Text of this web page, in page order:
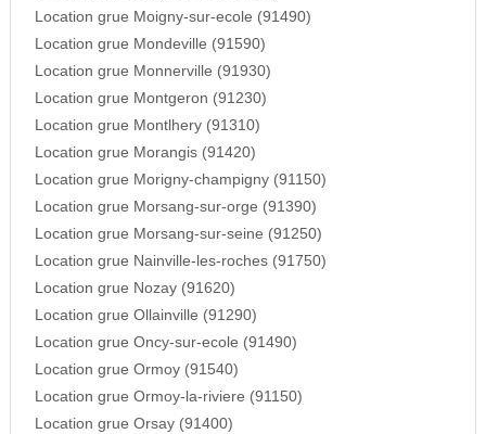
Location grue Moigny-sur-ecole (91490)
Location grue Mondeville (91590)
Location grue Monnerville (91930)
Location grue Montgeron (91230)
Location grue Montlhery (91310)
Location grue Morangis (91420)
Location grue Morigny-champigny (91150)
Location grue Morsang-sur-orge (91390)
Location grue Morsang-sur-seine (91250)
Location grue Nainville-les-roches (91750)
Location grue Nozay (91620)
Location grue Ollainville (91290)
Location grue Oncy-sur-ecole (91490)
Location grue Ormoy (91540)
Location grue Ormoy-la-riviere (91150)
Location grue Orsay (91400)